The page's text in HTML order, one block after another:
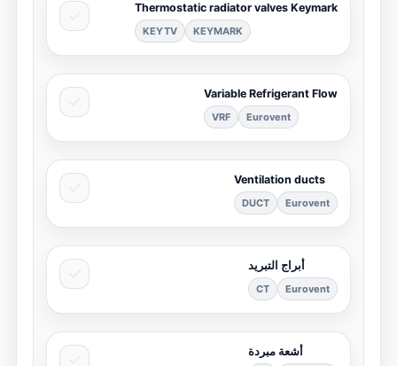
Thermostatic radiator valves Keymark
KEYMARK
KEYTV
Variable Refrigerant Flow
Eurovent
VRF
Ventilation ducts
Eurovent
DUCT
أبراج التبريد
Eurovent
CT
أشعة مبردة